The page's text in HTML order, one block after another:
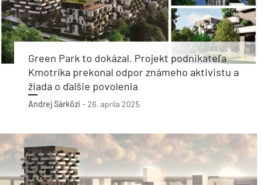
Green Park to dokázal. Projekt podnikateľa
Kmotríka prekonal odpor známeho aktivistu a
žiada o ďalšie povolenia
Andrej Sárközi - 26. apríla 2025